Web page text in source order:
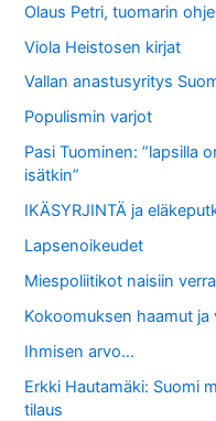
Olaus Petri, tuomarin
Viola Heistosen kirjat
Vallan anastusyritys
Populismin varjot
Pasi Tuominen: ”lapsilla
isätkin”
IKÄSYRJINTÄ ja
Lapsenoikeudet
Miespoliitikot naisiin
Kokoomuksen haamut ja
Ihmisen arvo…
Erkki Hautamäki: Suomi
tilaus